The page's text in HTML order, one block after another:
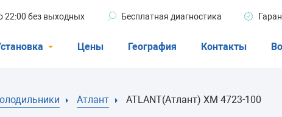
22:00 без выходных Бесплатная диагностика
машины
Посудомоечные машины
Цены География Контакты
Атлант ATLANT(Атлант) ХМ 4723-100